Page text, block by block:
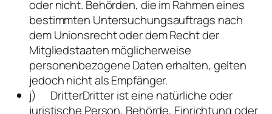
oder nicht. Behörden, die im Rahmen eines
bestimmten Untersuchungsauftrags nach
dem Unionsrecht oder dem Recht der
Mitgliedstaaten möglicherweise
personenbezogene Daten erhalten, gelten
jedoch nicht als Empfänger.
j) DritterDritter ist eine natürliche oder
juristische Person, Behörde, Einrichtung oder